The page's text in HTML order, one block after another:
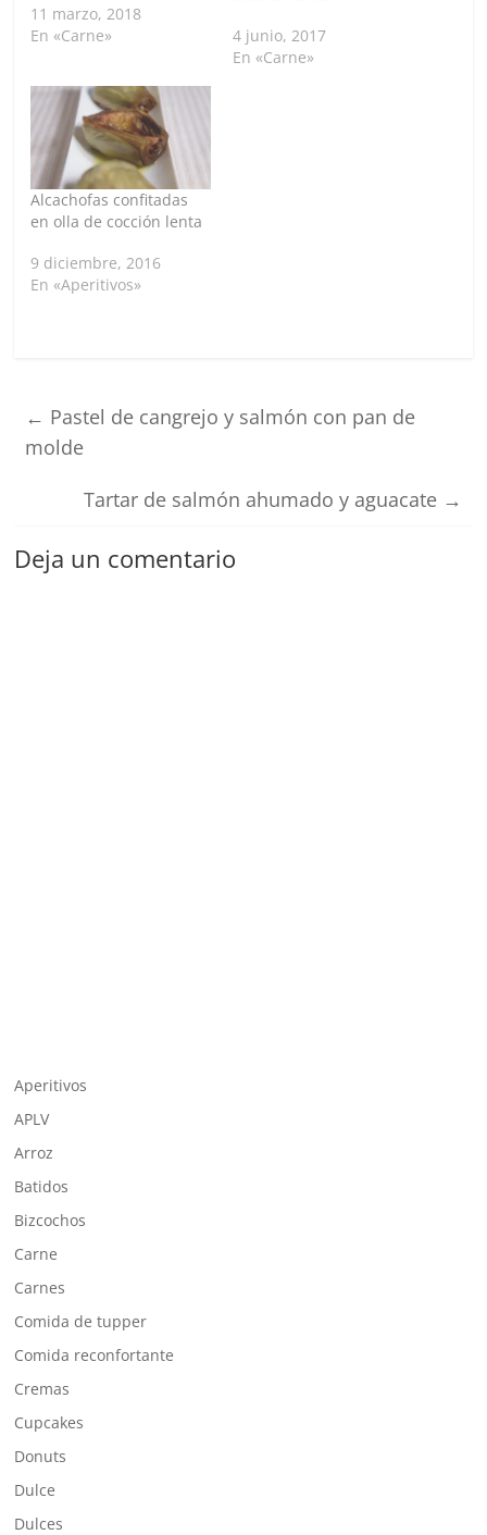
11 marzo, 2018
En «Carne»
4 junio, 2017
En «Carne»
Alcachofas confitadas
en olla de cocción lenta
9 diciembre, 2016
En «Aperitivos»
← Pastel de cangrejo y salmón con pan de
molde
Tartar de salmón ahumado y aguacate →
Deja un comentario
Aperitivos
APLV
Arroz
Batidos
Bizcochos
Carne
Carnes
Comida de tupper
Comida reconfortante
Cremas
Cupcakes
Donuts
Dulce
Dulces